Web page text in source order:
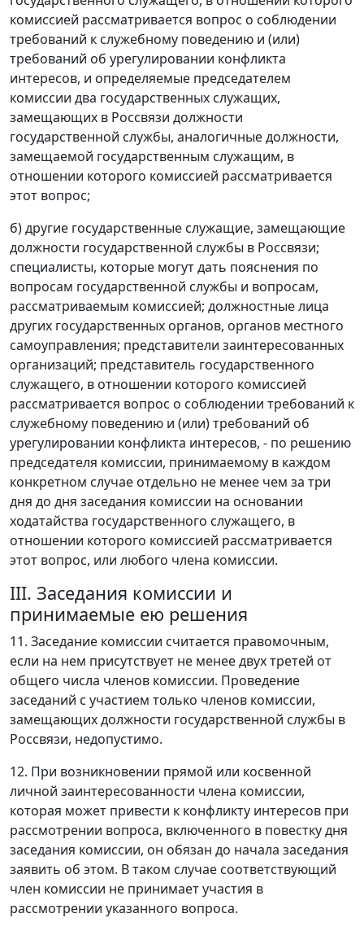
комиссией рассматривается вопрос о соблюдении
требований к служебному поведению и (или)
требований об урегулировании конфликта
интересов, и определяемые председателем
комиссии два государственных служащих,
замещающих в Россвязи должности
государственной службы, аналогичные должности,
замещаемой государственным служащим, в
отношении которого комиссией рассматривается
этот вопрос;
б) другие государственные служащие, замещающие
должности государственной службы в Россвязи;
специалисты, которые могут дать пояснения по
вопросам государственной службы и вопросам,
рассматриваемым комиссией; должностные лица
других государственных органов, органов местного
самоуправления; представители заинтересованных
организаций; представитель государственного
служащего, в отношении которого комиссией
рассматривается вопрос о соблюдении требований к
служебному поведению и (или) требований об
урегулировании конфликта интересов, - по решению
председателя комиссии, принимаемому в каждом
конкретном случае отдельно не менее чем за три
дня до дня заседания комиссии на основании
ходатайства государственного служащего, в
отношении которого комиссией рассматривается
этот вопрос, или любого члена комиссии.
III. Заседания комиссии и
принимаемые ею решения
11. Заседание комиссии считается правомочным,
если на нем присутствует не менее двух третей от
общего числа членов комиссии. Проведение
заседаний с участием только членов комиссии,
замещающих должности государственной службы в
Россвязи, недопустимо.
12. При возникновении прямой или косвенной
личной заинтересованности члена комиссии,
которая может привести к конфликту интересов при
рассмотрении вопроса, включенного в повестку дня
заседания комиссии, он обязан до начала заседания
заявить об этом. В таком случае соответствующий
член комиссии не принимает участия в
рассмотрении указанного вопроса.